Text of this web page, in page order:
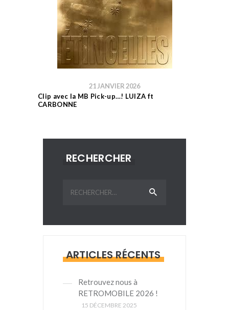
21 JANVIER 2026
Clip avec la MB Pick-up…! LUIZA ft
CARBONNE
RECHERCHER
ARTICLES RÉCENTS
Retrouvez nous à
RETROMOBILE 2026 !
15 DÉCEMBRE 2025